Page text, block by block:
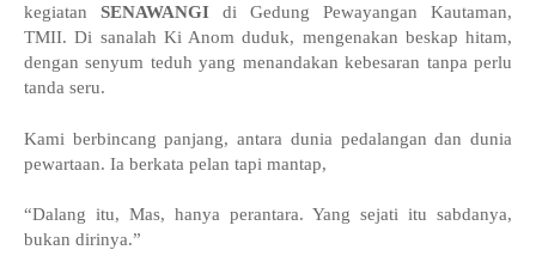
kegiatan SENAWANGI di Gedung Pewayangan Kautaman,
TMII. Di sanalah Ki Anom duduk, mengenakan beskap hitam,
dengan senyum teduh yang menandakan kebesaran tanpa perlu
tanda seru.
Kami berbincang panjang, antara dunia pedalangan dan dunia
pewartaan. Ia berkata pelan tapi mantap,
“Dalang itu, Mas, hanya perantara. Yang sejati itu sabdanya,
bukan dirinya.”